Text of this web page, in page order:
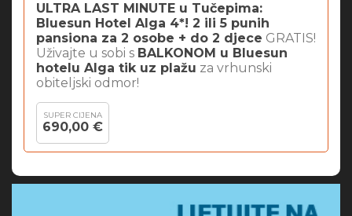
ULTRA LAST MINUTE u Tučepima:
Bluesun Hotel Alga 4*! 2 ili 5 punih
pansiona za 2 osobe + do 2 djece GRATIS!
Uživajte u sobi s BALKONOM u Bluesun
hotelu Alga tik uz plažu za vrhunski
obiteljski odmor!
SUPER CIJENA
690,00 €